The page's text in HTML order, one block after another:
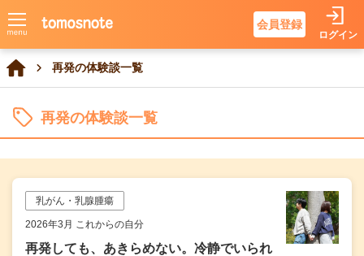
会員登録
ログイン
再発の体験談一覧
再発の体験談一覧
乳がん・乳腺腫瘍
2026年3月 これからの自分
再発しても、あきらめない。冷静でいられ